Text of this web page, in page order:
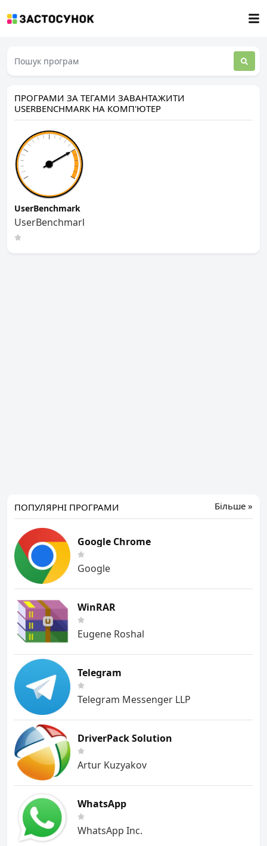
ПРОГРАМИ ЗА ТЕГАМИ ЗАВАНТАЖИТИ
USERBENCHMARK НА КОМП'ЮТЕР
UserBenchmark
UserBenchmark
Більше »
ПОПУЛЯРНІ ПРОГРАМИ
Google Chrome
Google
WinRAR
Eugene Roshal
Telegram
Telegram Messenger LLP
DriverPack Solution
Artur Kuzyakov
WhatsApp
WhatsApp Inc.